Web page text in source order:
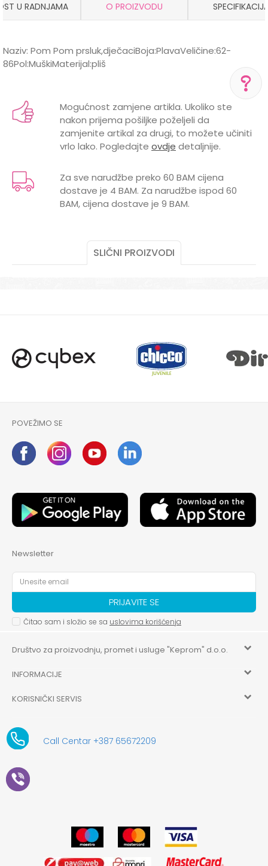
POMOĆ PRI KUPOVINI
Za više informacija,
pomoć i porudžbine
Radno vreme
Pon-Subota: 09:00-
15:00h
aksaonlinebih@aksabih.ba
U RADNJAMA O PROIZVODU
Naziv: Pom Pom prsluk,dječaciBoja:PlavaVeličine:62-
86Pol:MuškiMaterijal:pliš
Kategorija
Prsluci
Brend
POM POM
Email
Mogućnost zamjene artikla. Ukoliko ste
nakon prijema pošiljke poželjeli da
zamjenite artikal za drugi, to možete učiniti
vrlo lako. Pogledajte ovdje detaljnije.
Za sve narudžbe preko 60 BAM cijena
dostave je 4 BAM. Za narudžbe ispod 60
BAM, cijena dostave je 9 BAM.
SLIČNI PROIZVODI
POVEŽIMO SE
Newsletter
PRIJAVITE SE
Čitao sam i složio se sa uslovima korišćenja
Društvo za proizvodnju, promet i usluge "Keprom" d.o.o.
HILANDARSKA 32, ISTOČNO NOVO SARAJEVO, ISTOČNO
aksaonlinebih@aksabih.ba
5514802214205743
61-01-0052-11
11079253
INFORMACIJE
Zaposlenje
Saradnja
KORISNIČKI SERVIS
Uslovi korišćenja i prodaje
Kako kupiti
Plaćanje karticama
Call Centar +387 65672209